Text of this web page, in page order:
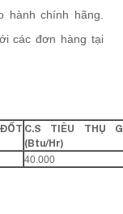
hành chính hãng.
các đơn hàng tại
C.S TIÊU THỤ
(Btu/Hr)
40.000